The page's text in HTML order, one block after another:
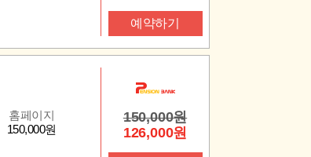
예약하기
홈페이지
150,000원
150,000원
126,000원